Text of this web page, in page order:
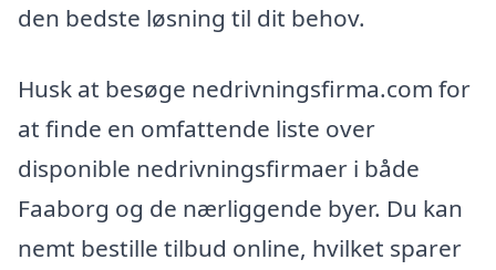
den bedste løsning til dit behov.
Husk at besøge nedrivningsfirma.com for
at finde en omfattende liste over
disponible nedrivningsfirmaer i både
Faaborg og de nærliggende byer. Du kan
nemt bestille tilbud online, hvilket sparer